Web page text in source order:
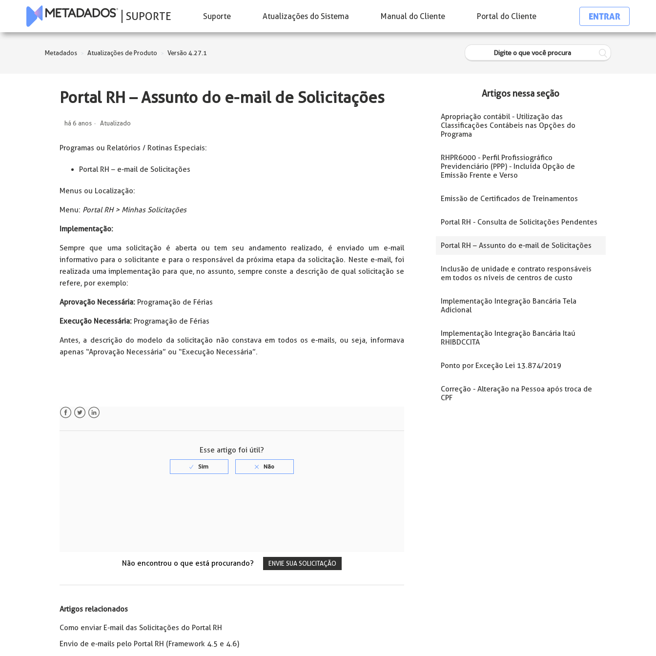
SUPORTE Suporte Atualizações do Sistema Manual do Cliente Portal do Cliente ENTRAR
Metadados Atualizações de Produto Versão 4.27.1
Portal RH – Assunto do e-mail de Solicitações
há 6 anos Atualizado
Programas ou Relatórios / Rotinas Especiais:
Portal RH – e-mail de Solicitações
Menus ou Localização:
Menu: Portal RH > Minhas Solicitações
Implementação:
Sempre que uma solicitação é aberta ou tem seu andamento realizado, é enviado um e-mail
informativo para o solicitante e para o responsável da próxima etapa da solicitação. Neste e-mail, foi
realizada uma implementação para que, no assunto, sempre conste a descrição de qual solicitação se
refere, por exemplo:
Aprovação Necessária: Programação de Férias
Execução Necessária: Programação de Férias
Antes, a descrição do modelo da solicitação não constava em todos os e-mails, ou seja, informava
apenas “Aprovação Necessária” ou “Execução Necessária”.
Esse artigo foi útil?
Não encontrou o que está procurando? ENVIE SUA SOLICITAÇÃO
Artigos relacionados
Como enviar E-mail das Solicitações do Portal RH
Envio de e-mails pelo Portal RH (Framework 4.5 e 4.6)
Artigos nessa seção
Apropriação contábil - Utilização das
Classificações Contábeis nas Opções do
Programa
RHPR6000 - Perfil Profissiográfico
Previdenciário (PPP) - Incluída Opção de
Emissão Frente e Verso
Emissão de Certificados de Treinamentos
Portal RH - Consulta de Solicitações Pendentes
Portal RH – Assunto do e-mail de Solicitações
Inclusão de unidade e contrato responsáveis
em todos os níveis de centros de custo
Implementação Integração Bancária Tela
Adicional
Implementação Integração Bancária Itaú
RHIBDCCITA
Ponto por Exceção Lei 13.874/2019
Correção - Alteração na Pessoa após troca de
CPF